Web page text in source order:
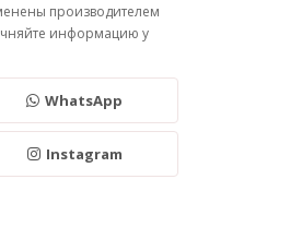
производителем
информацию у
WhatsApp
Instagram